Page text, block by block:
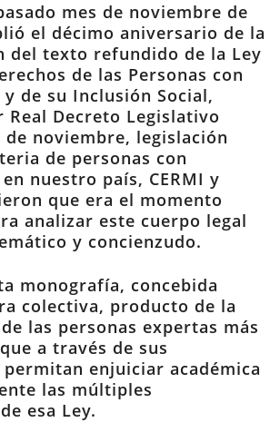
mes de noviembre de
el décimo aniversario de la
del texto refundido de la Ley
de las Personas con
y de su Inclusión Social,
Real Decreto Legislativo
de noviembre, legislación
de personas con
nuestro país, CERMI y
que era el momento
analizar este cuerpo legal
y concienzudo.
monografía, concebida
colectiva, producto de la
las personas expertas más
a través de sus
enjuiciar académica
las múltiples
esa Ley.